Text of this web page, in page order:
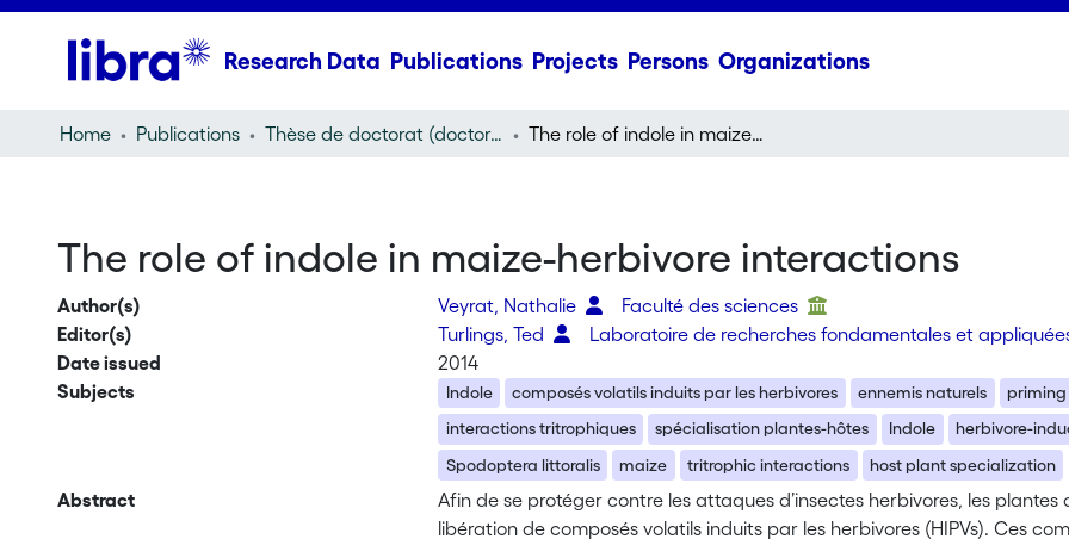
Research Data Publications Projects Persons Organizations
Home Publications Thèse de doctorat (doctoral thesis) The role of indole in maize-herbivore interactions
The role of indole in maize-herbivore interactions
Author(s) Veyrat, Nathalie
Faculté des sciences
Editor(s)
Turlings, Ted
Laboratoire de recherches fondamentales et
Date issued
2014
Subjects
Indole composés volatils induits par les herbivores ennemis naturels priming
interactions tritrophiques
spécialisation plantes-hôtes Indole herbivore-
Spodoptera littoralis
maize tritrophic interactions host plant specialization
Abstract
Afin de se protéger contre les attaques d’insectes herbivores, les
libération de composés volatils induits par les herbivores (HIPVs). Ces